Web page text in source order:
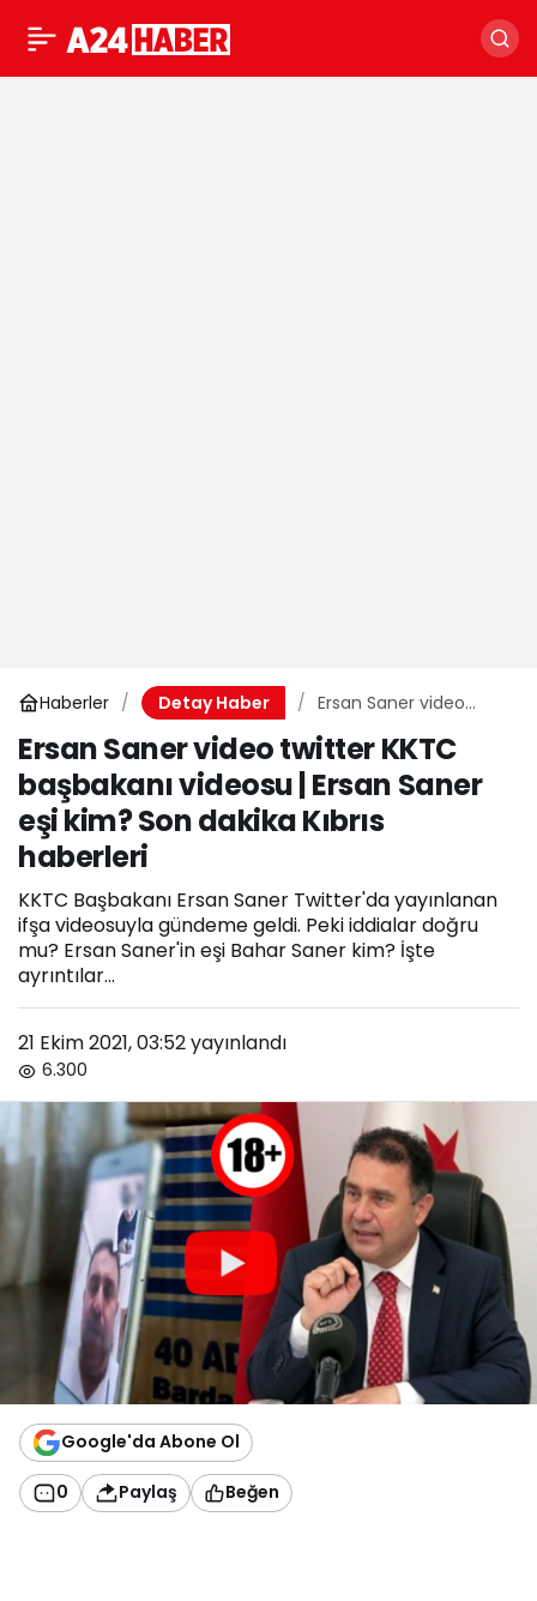
Haberler Detay Haber
Ersan Saner video
başbakanı videosu |
Ersan Saner eşi kim?
Son dakika Kıbrıs
haberleri
Ersan Saner video twitter KKTC
başbakanı videosu | Ersan Saner
eşi kim? Son dakika Kıbrıs
haberleri
KKTC Başbakanı Ersan Saner Twitter'da yayınlanan
ifşa videosuyla gündeme geldi. Peki iddialar doğru
mu? Ersan Saner'in eşi Bahar Saner kim? İşte
ayrıntılar...
21 Ekim 2021, 03:52yayınlandı
6.300
Google'da Abone Ol
0 Paylaş Beğen